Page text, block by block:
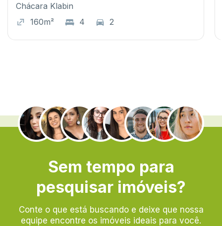
Chácara Klabin
160m²
4 2
.
Sem tempo para
pesquisar imóveis?
Conte o que está buscando e deixe que nossa
equipe encontre os imóveis ideais para você.